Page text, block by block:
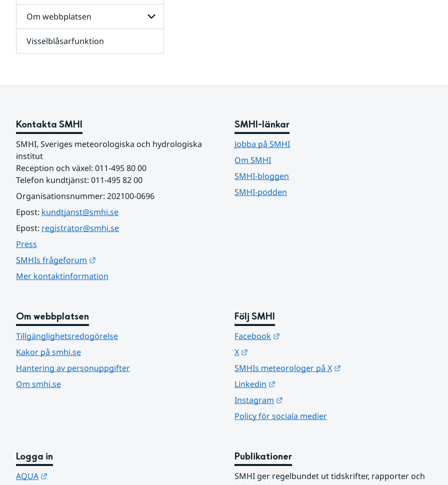
Undersidor
för
och
Om webbplatsen
för
Visselblåsarfunktion
Kontakta SMHI
SMHI, Sveriges meteorologiska och hydrologiska
institut
Reception och växel: 011-495 80 00
Telefon kundtjänst: 011-495 82 00
Organisationsnummer: 202100-0696
Epost: kundtjanst@smhi.se
Epost: registrator@smhi.se
Press
SMHIs frågeforum
Mer kontaktinformation
SMHI-länkar
Jobba på SMHI
Om SMHI
SMHI-bloggen
SMHI-podden
Om webbplatsen
Tillgänglighetsredogörelse
Kakor på smhi.se
Hantering av personuppgifter
Om smhi.se
Följ SMHI
Facebook
X
SMHIs meteorologer på X
Linkedin
Instagram
Policy för sociala medier
Logga in
AQUA
Publikationer
SMHI ger regelbundet ut tidskrifter, rapporter och